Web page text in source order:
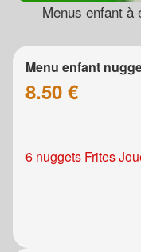
Menus enfant à
Menu enfant
8.50 €
6 nuggets Frites